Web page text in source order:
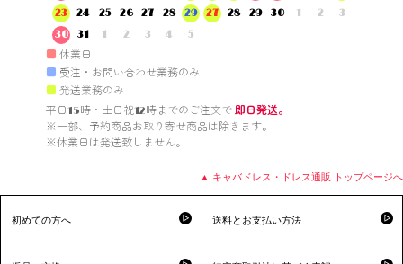
23
24 25 26 27 28
29
30
31 1 2 3 4 5
27
28 29 30 1 2 3
■ 休業日
■ 受注・お問い合わせ業務のみ
■ 発送業務のみ
平日15時・土日祝12時までのご注文で 即日発送。
※一部、予約商品お取り寄せ商品は除きます。
※休業日は発送致しません。
▲ キャバドレス・ドレス通販 トップページへ
初めての方へ 送料とお支払い方法